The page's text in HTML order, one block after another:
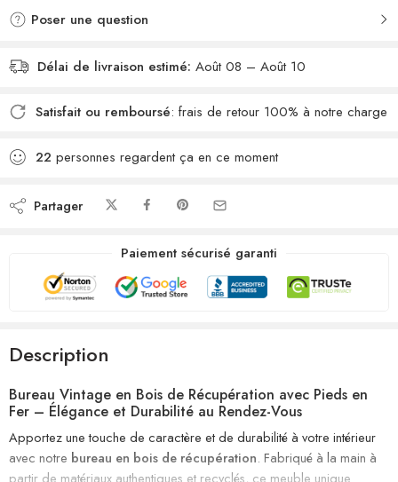
Poser une question
Délai de livraison estimé: Août 08 – Août 10
Satisfait ou remboursé: frais de retour 100% à notre charge
22 personnes regardent ça en ce moment
Partager
Paiement sécurisé garanti
Description
Bureau Vintage en Bois de Récupération avec Pieds en
Fer – Élégance et Durabilité au Rendez-Vous
Apportez une touche de caractère et de durabilité à votre intérieur
avec notre bureau en bois de récupération. Fabriqué à la main à
partir de matériaux authentiques et recyclés, ce meuble unique